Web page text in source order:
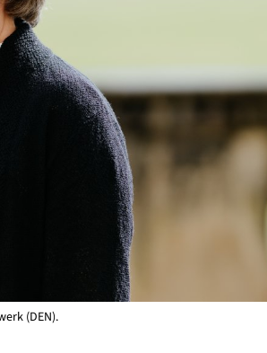
(DEN).